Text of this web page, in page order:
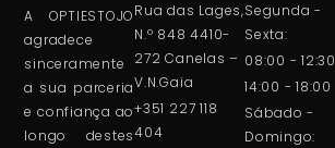
A OPTIESTOJO
agradece
sinceramente
a sua parceria
e confiança ao
longo destes
Rua das Lages,
N.º 848 4410-
272 Canelas –
V.N.Gaia
+351 227 118
404
Segunda -
Sexta:
08:00 - 12:30
14:00 - 18:00
Sábado -
Domingo: